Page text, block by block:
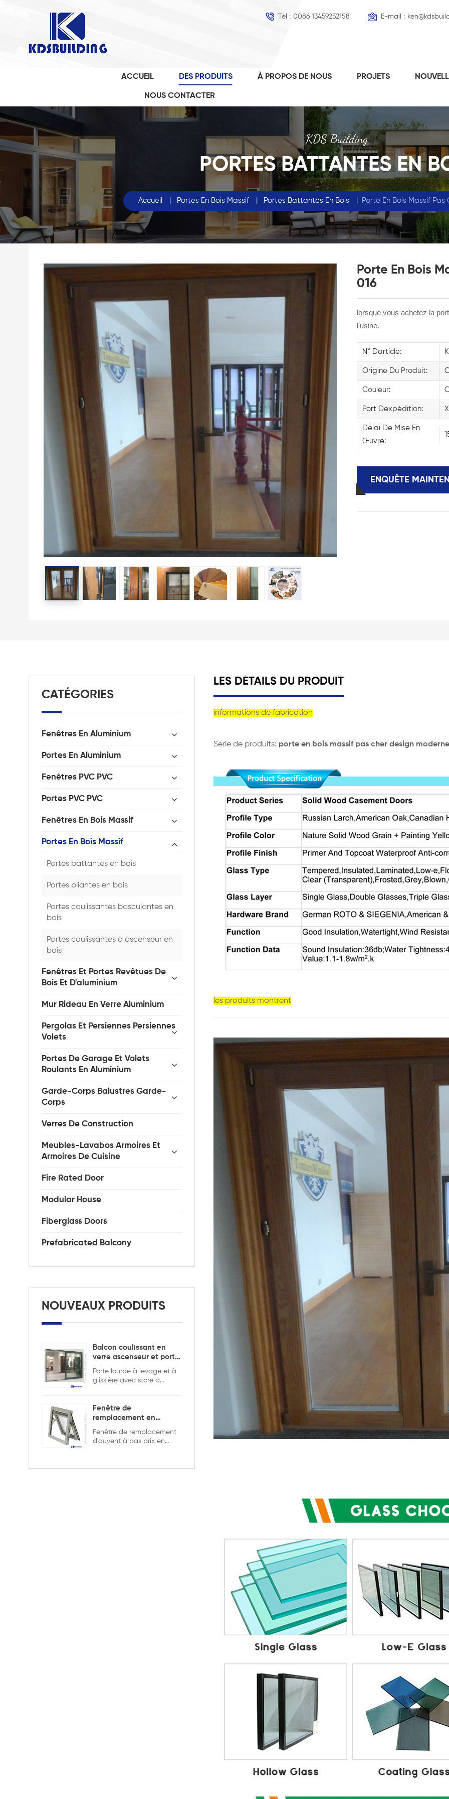
Tél : 0086 13459252158 E-mail :
ACCUEIL DES PRODUITS À PROPOS DE NOUS PROJETS
NOUS CONTACTER
KDS Building
PORTES BATTANTES EN
Accueil | Portes En Bois Massif | Portes Battantes En Bois | Porte En Bois Massif
Porte En Bois
016
lorsque vous achetez la
l'usine.
N° Darticle:
Origine Du Produit:
Couleur:
Port Dexpédition:
Délai De Mise En
Œuvre:
ENQUÊTE
LES DÉTAILS DU PRODUIT
informations de fabrication
Serie de produits: porte en bois massif pas cher design
les produits montrent
CATÉGORIES
Fenêtres En Aluminium
Portes En Aluminium
Fenêtres PVC PVC
Portes PVC PVC
Fenêtres En Bois Massif
Portes En Bois Massif
Portes battantes en bois
Portes pliantes en bois
Portes coulissantes basculantes en
bois
Portes coulissantes à ascenseur en
bois
Fenêtres Et Portes Revêtues De
Bois Et D'aluminium
Mur Rideau En Verre Aluminium
Pergolas Et Persiennes Persiennes
Volets
Portes De Garage Et Volets
Roulants En Aluminium
Garde-Corps Balustres Garde-
Corps
Verres De Construction
Meubles-Lavabos Armoires Et
Armoires De Cuisine
Fire Rated Door
Modular House
Fiberglass Doors
Prefabricated Balcony
NOUVEAUX PRODUITS
Balcon coulissant en
verre ascenseur et porte
coulissante
Porte lourde à levage et à
glissière avec store à
Fenêtre de
remplacement en
aluminium double
vitrage
Fenêtre de remplacement
d'auvent à bas prix en
avec la grille dans la